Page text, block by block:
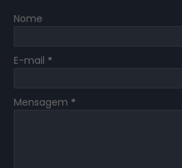
Nome
E-mail *
Mensagem *